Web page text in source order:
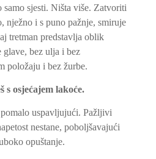
samo sjesti. Ništa više. Zatvoriti
nježno i s puno pažnje, smiruje
tretman predstavlja oblik
glave, bez ulja i bez
položaju i bez žurbe.
s osjećajem lakoće.
uspavljujući. Pažljivi
nestane, poboljšavajući
opuštanje.